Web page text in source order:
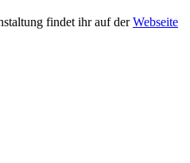
findet ihr auf derWebseite